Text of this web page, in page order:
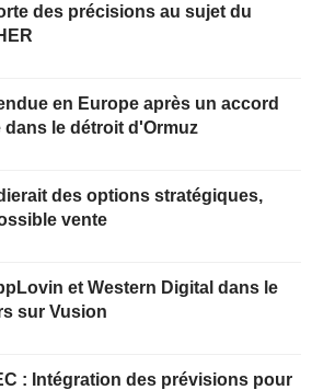
des précisions au sujet du
en Europe après un accord
le détroit d'Ormuz
des options stratégiques,
vente
et Western Digital dans le
sur Vusion
: Intégration des prévisions pour